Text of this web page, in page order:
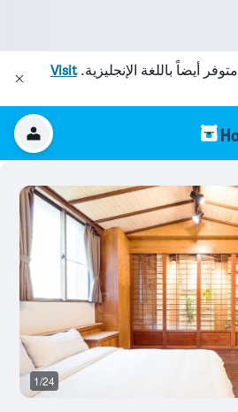
متوفر أيضاً باللغة الإنجليزية.Visit
1/24